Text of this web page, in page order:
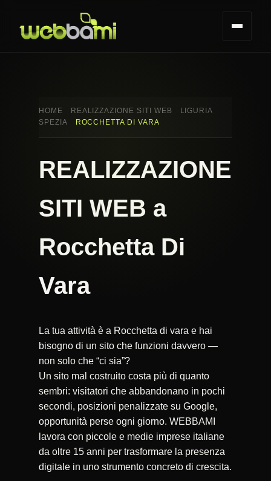
HOME REALIZZAZIONE SITI WEB
LIGURIA
SPEZIA
ROCCHETTA DI VARA
REALIZZAZIONE
SITI WEB a
Rocchetta Di
Vara
La tua attività è a Rocchetta di vara e hai
bisogno di un sito che funzioni davvero —
non solo che “ci sia”?
Un sito mal costruito costa più di quanto
sembri: visitatori che abbandonano in pochi
secondi, posizioni penalizzate su Google,
opportunità perse ogni giorno. WEBBAMI
lavora con piccole e medie imprese italiane
da oltre 15 anni per trasformare la presenza
digitale in uno strumento concreto di crescita.